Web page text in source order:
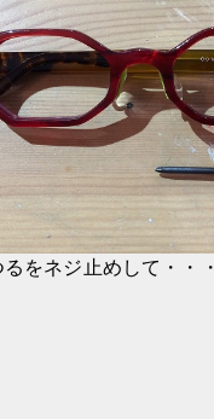
をネジ止めして・・・